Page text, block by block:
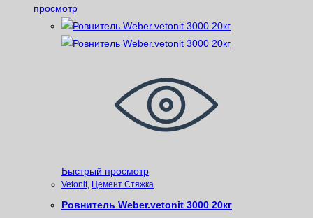
просмотр
Быстрый просмотр
Vetonit Цемент Стяжка
Ровнитель Weber.vetonit 3000 20кг